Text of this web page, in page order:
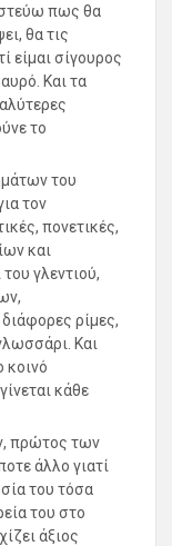
πως θα
θα τις
είμαι σίγουρος
Και τα
το
του
τον
πονετικές,
και
γλεντιού,
ρίμες,
Και
κοινό
κάθε
πρώτος των
άλλο γιατί
του τόσα
του στο
άξιος